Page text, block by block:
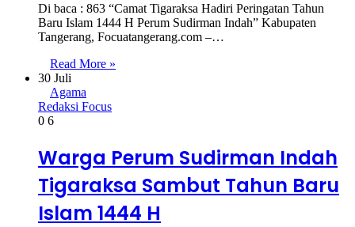
Di baca : 863 “Camat Tigaraksa Hadiri Peringatan Tahun
Baru Islam 1444 H Perum Sudirman Indah” Kabupaten
Tangerang, Focuatangerang.com –…
Read More »
30 Juli
Agama
Redaksi Focus
0 6
Warga Perum Sudirman Indah
Tigaraksa Sambut Tahun Baru
Islam 1444 H